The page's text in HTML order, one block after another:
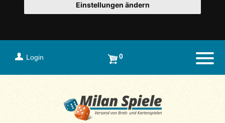
Einstellungen ändern
Login 0